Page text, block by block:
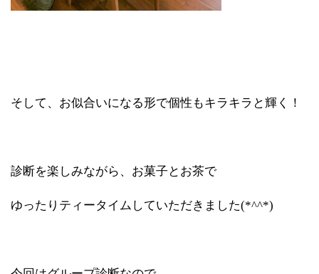
そして、お似合いになる形で個性もキラキラと輝く！
診断を楽しみながら、お菓子とお茶で
ゆったりティータイムしていただきました(*^^*)